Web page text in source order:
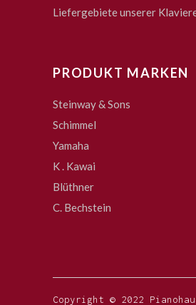
Liefergebiete unserer
PRODUKT MARKEN
Steinway & Sons
Schimmel
Yamaha
K . Kawai
Blüthner
C. Bechstein
Copyright © 2022